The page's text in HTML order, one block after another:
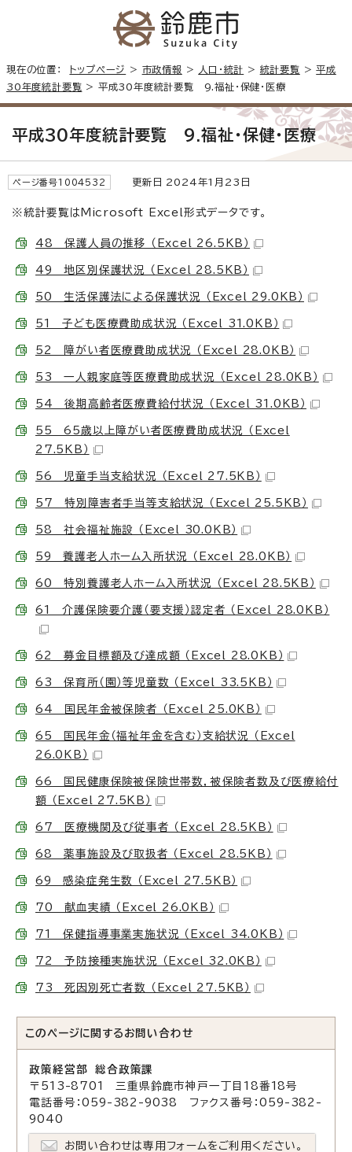
現在の位置： トップページ > 市政情報 > 人口・統計 > 統計要覧 >平成
30年度統計要覧 > 平成30年度統計要覧 9.福祉・保健・医療
平成30年度統計要覧 9.福祉・保健・医療
ページ番号1004532 更新日 2024年1月23日
※統計要覧はMicrosoft Excel形式データです。
48 保護人員の推移 （Excel 26.5KB）
49 地区別保護状況 （Excel 28.5KB）
50 生活保護法による保護状況 （Excel 29.0KB）
51 子ども医療費助成状況 （Excel 31.0KB）
52 障がい者医療費助成状況 （Excel 28.0KB）
53 一人親家庭等医療費助成状況 （Excel 28.0KB）
54 後期高齢者医療費給付状況 （Excel 31.0KB）
55 65歳以上障がい者医療費助成状況 （Excel
27.5KB）
56 児童手当支給状況 （Excel 27.5KB）
57 特別障害者手当等支給状況 （Excel 25.5KB）
58 社会福祉施設 （Excel 30.0KB）
59 養護老人ホーム入所状況 （Excel 28.0KB）
60 特別養護老人ホーム入所状況 （Excel 28.5KB）
61 介護保険要介護（要支援）認定者 （Excel 28.0KB）
62 募金目標額及び達成額 （Excel 28.0KB）
63 保育所（園）等児童数 （Excel 33.5KB）
64 国民年金被保険者 （Excel 25.0KB）
65 国民年金（福祉年金を含む）支給状況 （Excel
26.0KB）
66 国民健康保険被保険世帯数，被保険者数及び医療給付
額 （Excel 27.5KB）
67 医療機関及び従事者 （Excel 28.5KB）
68 薬事施設及び取扱者 （Excel 28.5KB）
69 感染症発生数 （Excel 27.5KB）
70 献血実績 （Excel 26.0KB）
71 保健指導事業実施状況 （Excel 34.0KB）
72 予防接種実施状況 （Excel 32.0KB）
73 死因別死亡者数 （Excel 27.5KB）
このページに関する お問い合わせ
政策経営部 総合政策課
〒513-8701 三重県鈴鹿市神戸一丁目18番18号
電話番号：059-382-9038 ファクス番号：059-382-
9040
お問い合わせは専用フォームをご利用ください。